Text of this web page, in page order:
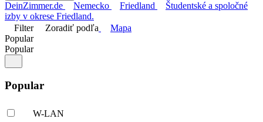
DeinZimmer.de Nemecko Friedland
Študentské a spoločné
izby v okrese Friedland.
Filter
Zoradiť podľa
Mapa
Popular
Popular
Popular
W-LAN